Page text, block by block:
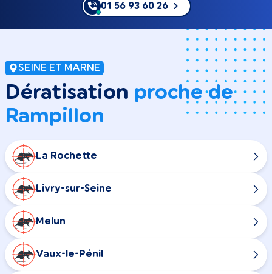
01 56 93 60 26
SEINE ET MARNE
Dératisation proche de
Rampillon
La Rochette
Livry-sur-Seine
Melun
Vaux-le-Pénil